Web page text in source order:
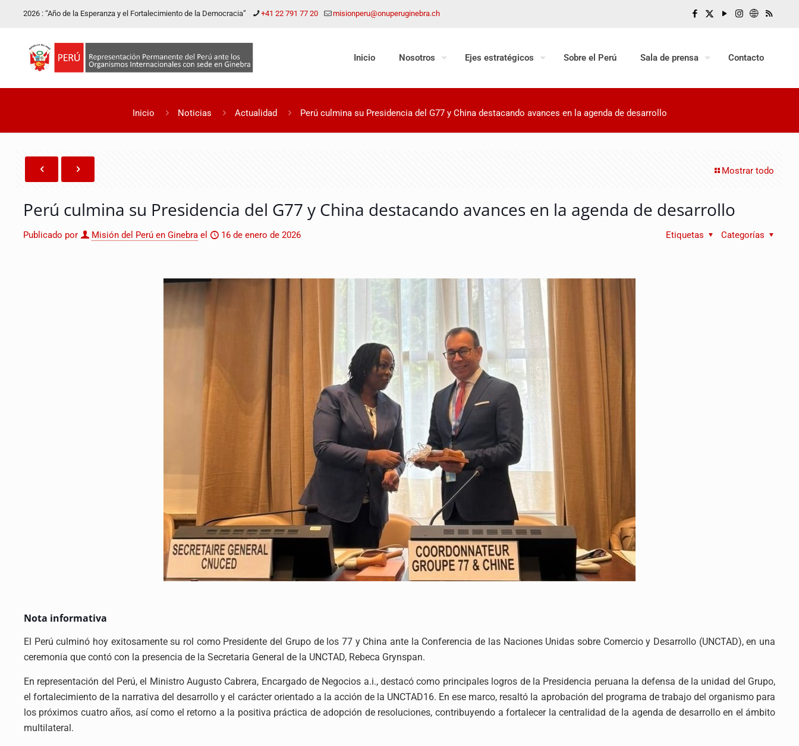
2026 : “Año de la Esperanza y el Fortalecimiento de la Democracia” +41 22 791 77 20 misionperu@onuperuginebra.ch
Inicio Nosotros Ejes estratégicos Sobre el Perú Sala de prensa Contacto
Inicio Noticias Actualidad Perú culmina su Presidencia del G77 y China destacando avances en la agenda de desarrollo
Mostrar todo
Perú culmina su Presidencia del G77 y China destacando avances en la agenda de desarrollo
Publicado por Misión del Perú en Ginebra el 16 de enero de 2026 Categorías
Etiquetas
Nota informativa
El Perú culminó hoy exitosamente su rol como Presidente del Grupo de los 77 y China ante la Conferencia de las Naciones Unidas sobre Comercio y Desarrollo (UNCTAD), en una
ceremonia que contó con la presencia de la Secretaria General de la UNCTAD, Rebeca Grynspan.
En representación del Perú, el Ministro Augusto Cabrera, Encargado de Negocios a.i., destacó como principales logros de la Presidencia peruana la defensa de la unidad del Grupo,
el fortalecimiento de la narrativa del desarrollo y el carácter orientado a la acción de la UNCTAD16. En ese marco, resaltó la aprobación del programa de trabajo del organismo para
los próximos cuatro años, así como el retorno a la positiva práctica de adopción de resoluciones, contribuyendo a fortalecer la centralidad de la agenda de desarrollo en el ámbito
multilateral.